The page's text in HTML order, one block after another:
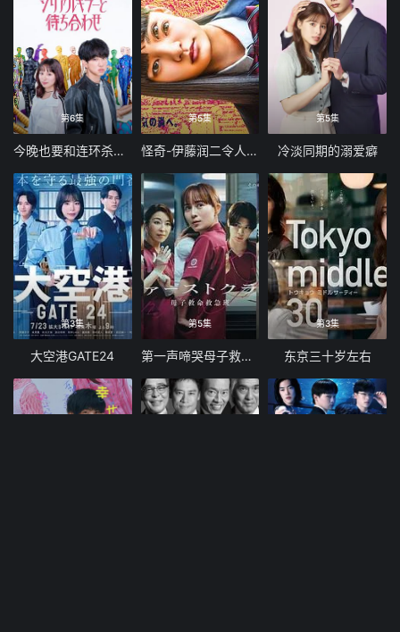
第6集
今晚也要和连环杀手约会
第5集
怪奇-伊藤润二令人彻夜难眠的奇异故事
第5集
冷淡同期的溺爱癖
第3集
大空港GATE24
第5集
第一声啼哭母子救命急救班
第3集
东京三十岁左右